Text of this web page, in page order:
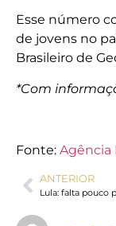
Esse número
de jovens no
Brasileiro de
*Com
Fonte: Agência
ANTERIOR